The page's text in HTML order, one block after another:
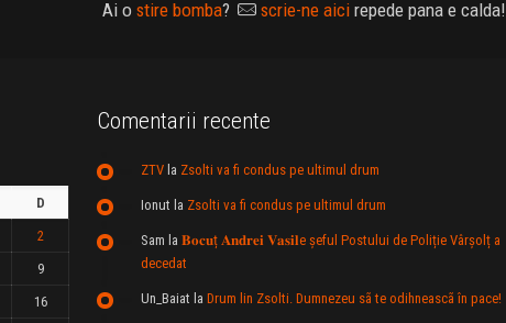
Ai o stire bomba? scrie-ne aicirepede pana e calda!
D
2
9
16
Comentarii recente
ZTVla Zsolti va fi condus pe ultimul drum
Ionut la Zsolti va fi condus pe ultimul drum
Sam la 𝐁𝐨𝐜𝐮ț 𝐀𝐧𝐝𝐫𝐞𝐢 𝐕𝐚𝐬𝐢𝐥e şeful Postului de Poliție Vârșolț a
decedat
Un_Baiat la Drum lin Zsolti. Dumnezeu sã te odihneascã în pace!